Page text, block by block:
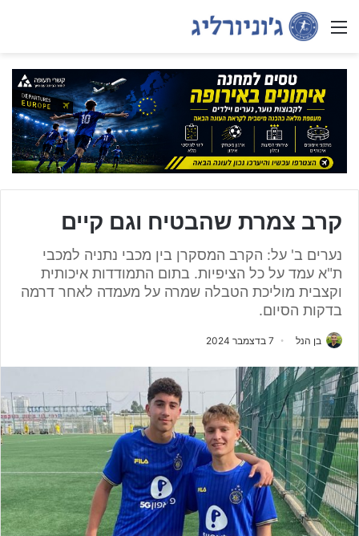
Menu
קרב צמרת שהבטיח וגם קיים
נערים ב' על: הקרב המסקרן בין מכבי נתניה למכבי
ת"א עמד על כל הציפיות. בתום התמודדות איכותית
וקצבית מוליכת הטבלה שמרה על מעמדה לאחר דרמה
בדקות הסיום.
בן הנל 7 בדצמבר 2024